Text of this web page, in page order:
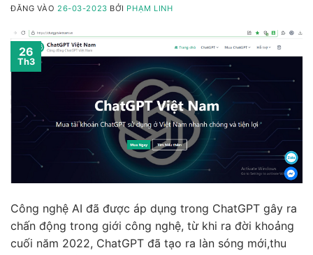
ĐĂNG VÀO26-03-2023 BỞI PHẠM LINH
26
Th3
Công nghệ AI đã được áp dụng trong ChatGPT gây ra
chấn động trong giới công nghệ, từ khi ra đời khoảng
cuối năm 2022, ChatGPT đã tạo ra làn sóng mới,thu